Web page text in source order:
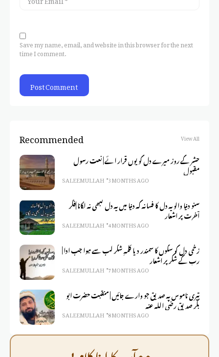
Save my name, email, and website in this browser for the next
time I comment.
Recommended View All
حشر کے روز میرے دل کو یوں قرار ائے | نعت رسول
مقبول
SALEEM ULLAH 3 MONTHS AGO
سنو دنیا والو یہ دل کا فسانہ کہ دنیا میں یہ دل کبھی نہ لگانا |فکر
آخرت پر اشعار
SALEEM ULLAH 4 MONTHS AGO
زخمی دل کو سکوں کا سمندر دیا کلمہِ شکر لب سے ہوا جب ادا |
رب کے شکر پر اشعار
SALEEM ULLAH 7 MONTHS AGO
تیری ناموس پہ صدیق جو وارے جائیں | منقبت حضرت ابو
بکر صدیق رضی اللہ عنہ
SALEEM ULLAH 8 MONTHS AGO